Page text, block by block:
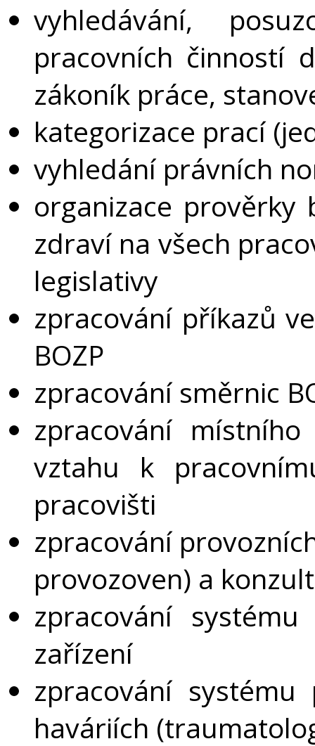
vyhledávání,
pracovních činností
zákoník práce,
kategorizace prací
vyhledání právních
organizace prověrky
zdraví na všech
legislativy
zpracování příkazů
BOZP
zpracování směrnic
zpracování
vztahu k
pracovišti
zpracování
provozoven) a
zpracování
zařízení
zpracování
haváriích